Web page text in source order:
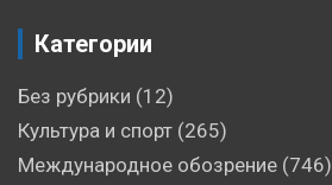
Категории
Без рубрики (12)
Культура и спорт (265)
Международное обозрение (746)